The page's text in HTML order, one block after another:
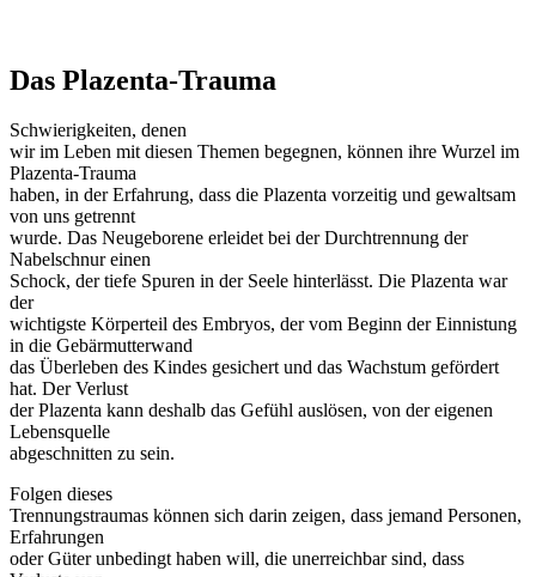
Das Plazenta-Trauma
Schwierigkeiten, denen
wir im Leben mit diesen Themen begegnen, können ihre Wurzel im
Plazenta-Trauma
haben, in der Erfahrung, dass die Plazenta vorzeitig und gewaltsam
von uns getrennt
wurde. Das Neugeborene erleidet bei der Durchtrennung der
Nabelschnur einen
Schock, der tiefe Spuren in der Seele hinterlässt. Die Plazenta war
der
wichtigste Körperteil des Embryos, der vom Beginn der Einnistung
in die Gebärmutterwand
das Überleben des Kindes gesichert und das Wachstum gefördert
hat. Der Verlust
der Plazenta kann deshalb das Gefühl auslösen, von der eigenen
Lebensquelle
abgeschnitten zu sein.
Folgen dieses
Trennungstraumas können sich darin zeigen, dass jemand Personen,
Erfahrungen
oder Güter unbedingt haben will, die unerreichbar sind, dass